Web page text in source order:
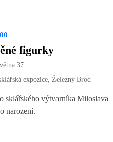
figurky
37
expozice, Železný Brod
sklářského výtvarníka Miloslava
narození.